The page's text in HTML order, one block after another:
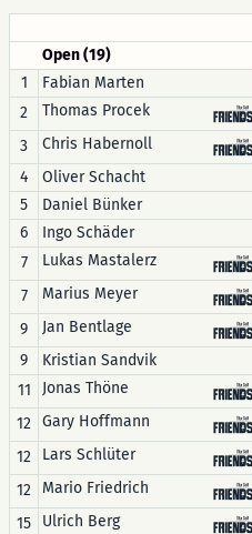
Open (19)
1
Fabian Marten
2
Thomas Procek
3
Chris Habernoll
4
Oliver Schacht
5
Daniel Bünker
6
Ingo Schäder
7
Lukas Mastalerz
7
Marius Meyer
9
Jan Bentlage
9
Kristian Sandvik
11
Jonas Thöne
12 Gary Hoffmann
12
Lars Schlüter
12
Mario Friedrich
15
Ulrich Berg